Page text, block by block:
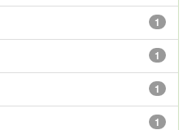
1
1
1
1